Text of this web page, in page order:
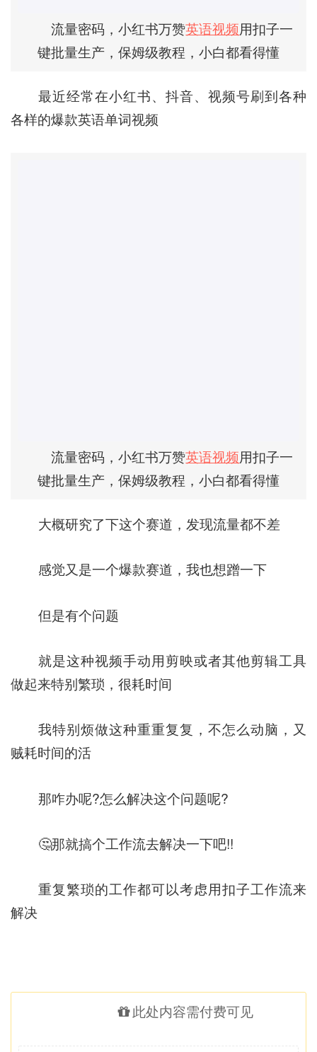
流量密码，小红书万赞英语视频用扣子一
键批量生产，保姆级教程，小白都看得懂
最近经常在小红书、抖音、视频号刷到各种
各样的爆款英语单词视频
流量密码，小红书万赞英语视频用扣子一
键批量生产，保姆级教程，小白都看得懂
大概研究了下这个赛道，发现流量都不差
感觉又是一个爆款赛道，我也想蹭一下
但是有个问题
就是这种视频手动用剪映或者其他剪辑工具
做起来特别繁琐，很耗时间
我特别烦做这种重重复复，不怎么动脑，又
贼耗时间的活
那咋办呢?怎么解决这个问题呢?
🤔那就搞个工作流去解决一下吧!!
重复繁琐的工作都可以考虑用扣子工作流来
解决
此处内容需付费可见